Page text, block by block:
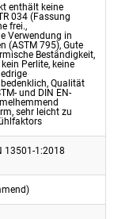
enthält keine
034 (Fassung
frei.,
Verwendung in
(ASTM 795), Gute
Beständigkeit,
Perlite, keine
Qualität
und DIN EN-
sehr leicht zu
13501-1:2018